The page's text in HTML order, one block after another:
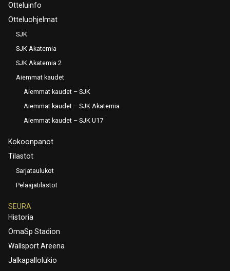
Otteluinfo
Otteluohjelmat
SJK
SJK Akatemia
SJK Akatemia 2
Aiemmat kaudet
Aiemmat kaudet – SJK
Aiemmat kaudet – SJK Akatemia
Aiemmat kaudet – SJK U17
Kokoonpanot
Tilastot
Sarjataulukot
Pelaajatilastot
SEURA
Historia
OmaSp Stadion
Wallsport Areena
Jalkapallolukio